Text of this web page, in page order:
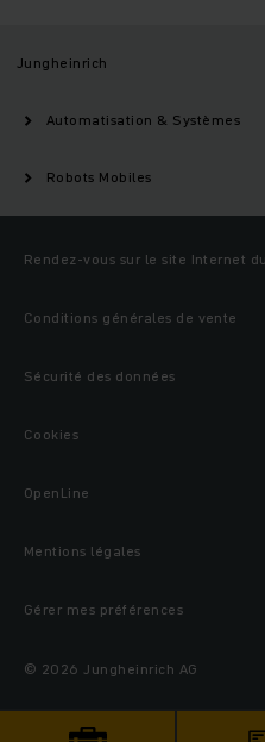
Jungheinrich
Automatisation & Systèmes
Robots Mobiles
Rendez-vous sur le site Internet
Conditions générales de vente
Sécurité des données
Cookies
OpenLine
Mentions légales
Gérer mes préférences
© 2026 Jungheinrich AG